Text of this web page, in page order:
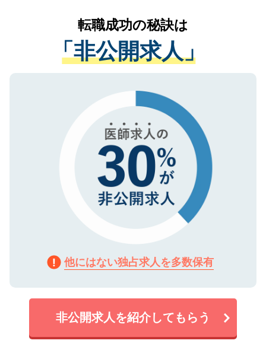
は、個人情報の取り扱いについての厳密な
管理基準を満たした事業者のみに付与され
る、プライバシーマークを取得済みです。
で、機密保持に関してもご安心ください。
かがいして、現在の医療機関の状況や紹介
経験をまじえながら、適切なアドバイスを
させていただきます。すぐにご転職をされ
ない方には、長期的なサポートが可能です
ので、まずはご登録ください。
転職成功の秘訣は
「非公開求人」
他にはない独占求人を多数保有
非公開求人を紹介してもらう